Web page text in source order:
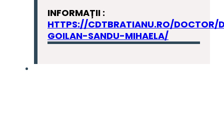
INFORMAȚII :
HTTPS://CDTBRATIANU.RO/DOCTOR/
GOILAN-SANDU-MIHAELA/